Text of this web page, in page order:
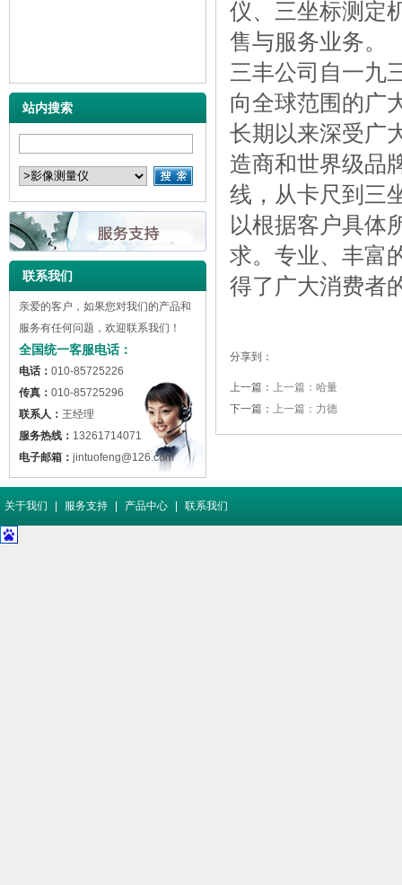
站内搜索
联系我们
亲爱的客户，如果您对我们的产品和
服务有任何问题，欢迎联系我们！
全国统一客服电话：
电话： 010-85725226
传真： 010-85725296
联系人： 王经理
服务热线： 13261714071
电子邮箱： jintuofeng@126.com
仪、三坐标测定
售与服务业务。
三丰公司自一九
向全球范围的广
长期以来深受广
造商和世界级品
线，从卡尺到三
以根据客户具体
求。专业、丰富
得了广大消费者
分享到：
上一篇： 上一篇：哈量
下一篇： 上一篇：力德
关于我们 服务支持 产品中心 联系我们